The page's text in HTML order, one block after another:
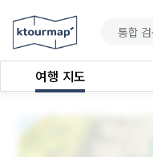
여행 지도